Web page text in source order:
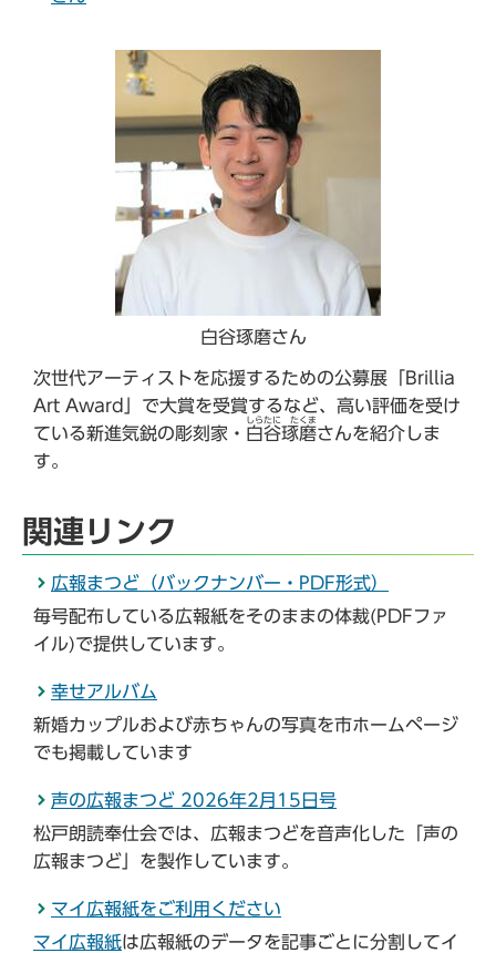
白谷琢磨さん
次世代アーティストを応援するための公募展「Brillia
Art Award」で大賞を受賞するなど、高い評価を受け
ている新進気鋭の彫刻家・ 白谷琢磨
しらたに たくま
さんを紹介しま
す。
関連リンク
広報まつど（バックナンバー・PDF形式）
毎号配布している広報紙をそのままの体裁(PDFファ
イル)で提供しています。
幸せアルバム
新婚カップルおよび赤ちゃんの写真を市ホームページ
でも掲載しています
声の広報まつど 2026年2月15日号
松戸朗読奉仕会では、広報まつどを音声化した「声の
広報まつど」を製作しています。
マイ広報紙をご利用ください
マイ広報紙は広報紙のデータを記事ごとに分割してイ